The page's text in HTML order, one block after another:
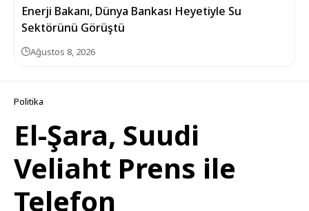
Enerji Bakanı, Dünya Bankası Heyetiyle Su
Sektörünü Görüştü
Ağustos 8, 2026
Politika
El-Şara, Suudi
Veliaht Prens ile
Telefon